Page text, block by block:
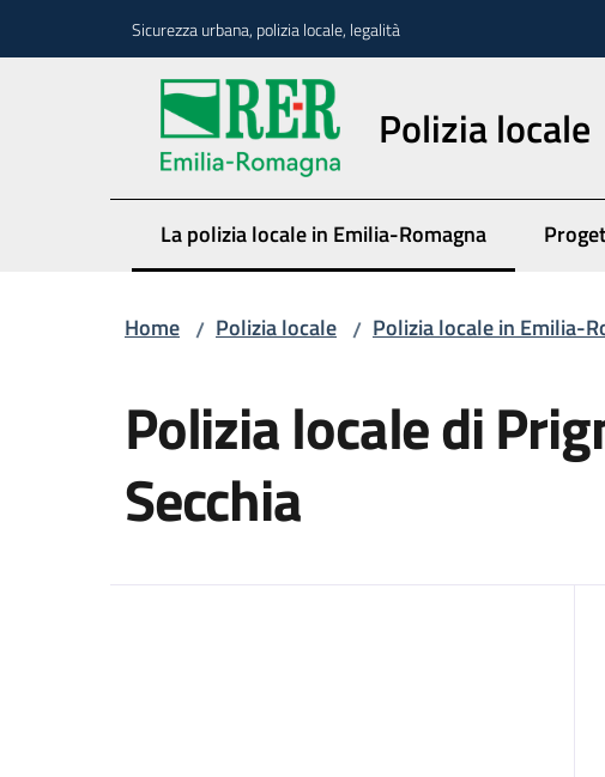
Sicurezza urbana, polizia locale, legalità
Polizia locale
La polizia locale in Emilia-Romagna
Menu selezionato
Home / Polizia locale / Polizia locale in Emilia-
Polizia locale di
Secchia